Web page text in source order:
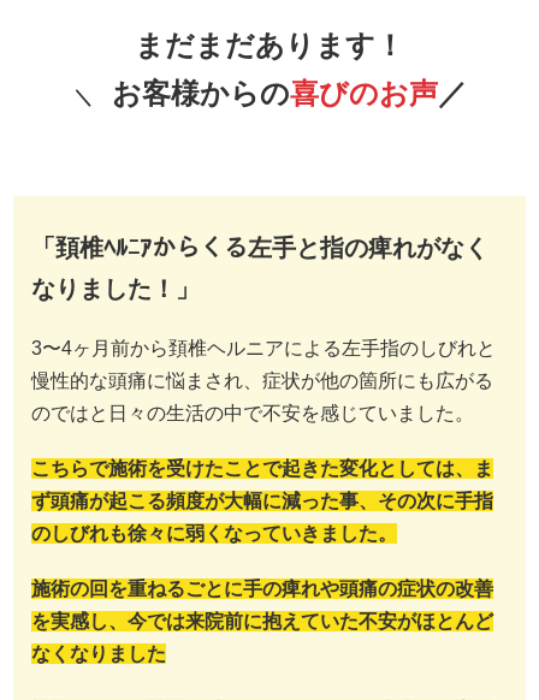
まだまだあります！
＼ お客様からの喜びのお声／
「頚椎ﾍﾙﾆｱからくる左手と指の痺れがなく
なりました！」
3〜4ヶ月前から頚椎ヘルニアによる左手指のしびれと
慢性的な頭痛に悩まされ、症状が他の箇所にも広がる
のではと日々の生活の中で不安を感じていました。
こちらで施術を受けたことで起きた変化としては、ま
ず頭痛が起こる頻度が大幅に減った事、その次に手指
のしびれも徐々に弱くなっていきました。
施術の回を重ねるごとに手の痺れや頭痛の症状の改善
を実感し、今では来院前に抱えていた不安がほとんど
なくなりました